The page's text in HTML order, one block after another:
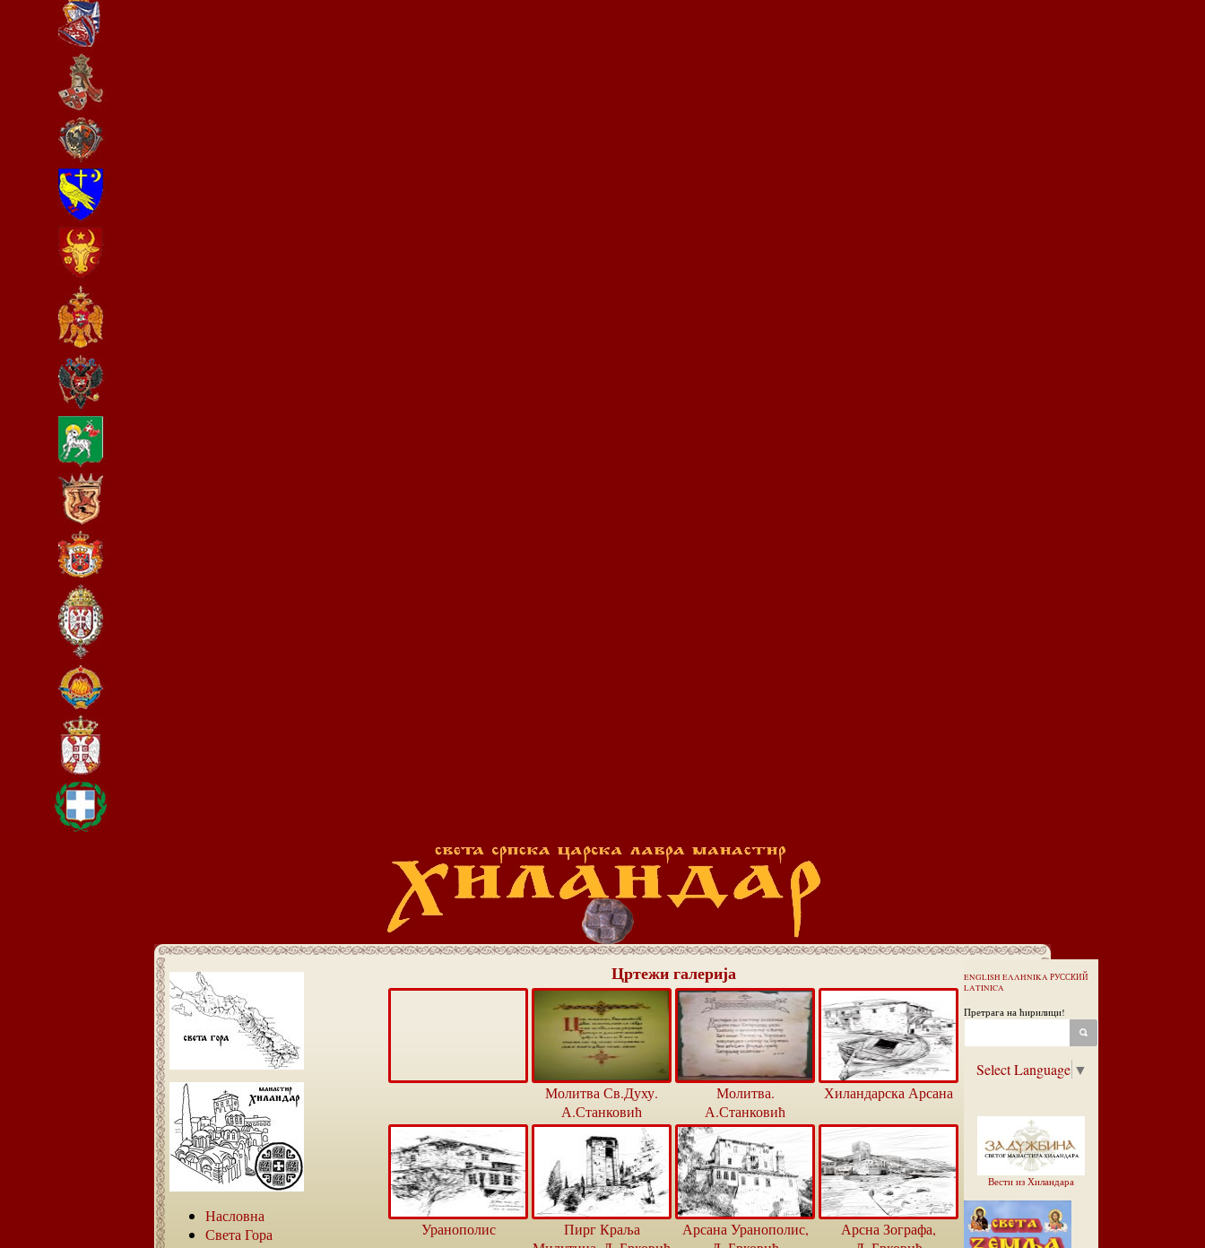
Насловна
Света Гора
Цртежи галерија
Молитва Св.Духу.
А.Станковић
Молитва.
А.Станковић
Хиландарска Арсана
Уранополис
Пирг Краља
Арсана Уранополис,
Арсна Зографа,
ENGLISH ΕΛΛΗΝΙΚΑ РУССКИЙ
LATINICA
Претрага на ћирилици!
Select Language ▼
Вести из Хиландара